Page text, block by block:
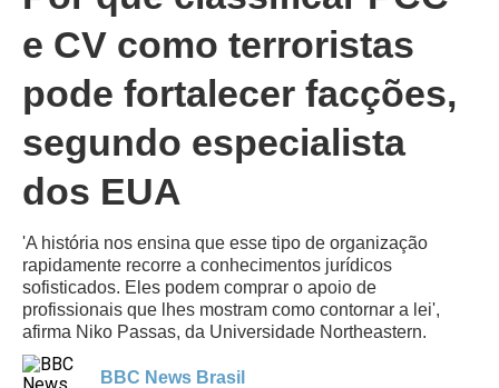
e CV como terroristas
pode fortalecer facções,
segundo especialista
dos EUA
'A história nos ensina que esse tipo de organização
rapidamente recorre a conhecimentos jurídicos
sofisticados. Eles podem comprar o apoio de
profissionais que lhes mostram como contornar a lei',
afirma Niko Passas, da Universidade Northeastern.
BBC News Brasil